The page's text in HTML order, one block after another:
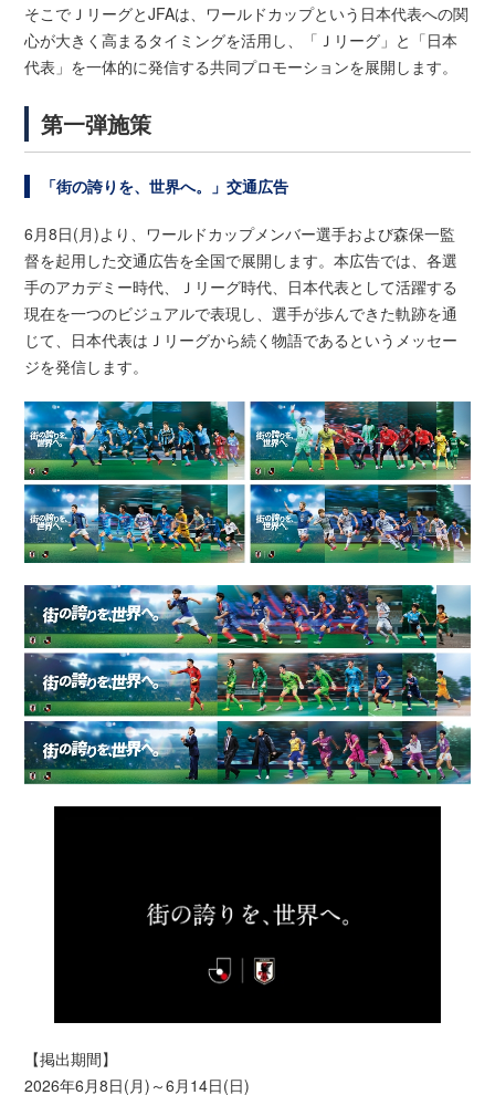
そこでＪリーグとJFAは、ワールドカップという日本代表への関
心が大きく高まるタイミングを活用し、「Ｊリーグ」と「日本
代表」を一体的に発信する共同プロモーションを展開します。
第一弾施策
「街の誇りを、世界へ。」交通広告
6月8日(月)より、ワールドカップメンバー選手および森保一監
督を起用した交通広告を全国で展開します。本広告では、各選
手のアカデミー時代、Ｊリーグ時代、日本代表として活躍する
現在を一つのビジュアルで表現し、選手が歩んできた軌跡を通
じて、日本代表はＪリーグから続く物語であるというメッセー
ジを発信します。
【掲出期間】
2026年6月8日(月)～6月14日(日)